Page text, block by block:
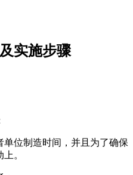
实施步骤
位制造时间，并且为了确保
。